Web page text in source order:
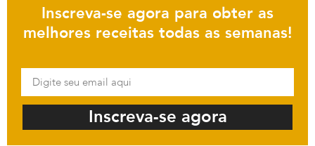
Inscreva-se agora para obter as
melhores receitas todas as semanas!
Inscreva-se agora